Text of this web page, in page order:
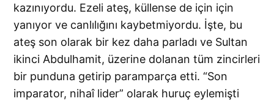
kazınıyordu. Ezeli ateş, küllense de için için
yanıyor ve canlılığını kaybetmiyordu. İşte, bu
ateş son olarak bir kez daha parladı ve Sultan
ikinci Abdulhamit, üzerine dolanan tüm zincirleri
bir punduna getirip paramparça etti. “Son
imparator, nihaî lider” olarak huruç eylemişti